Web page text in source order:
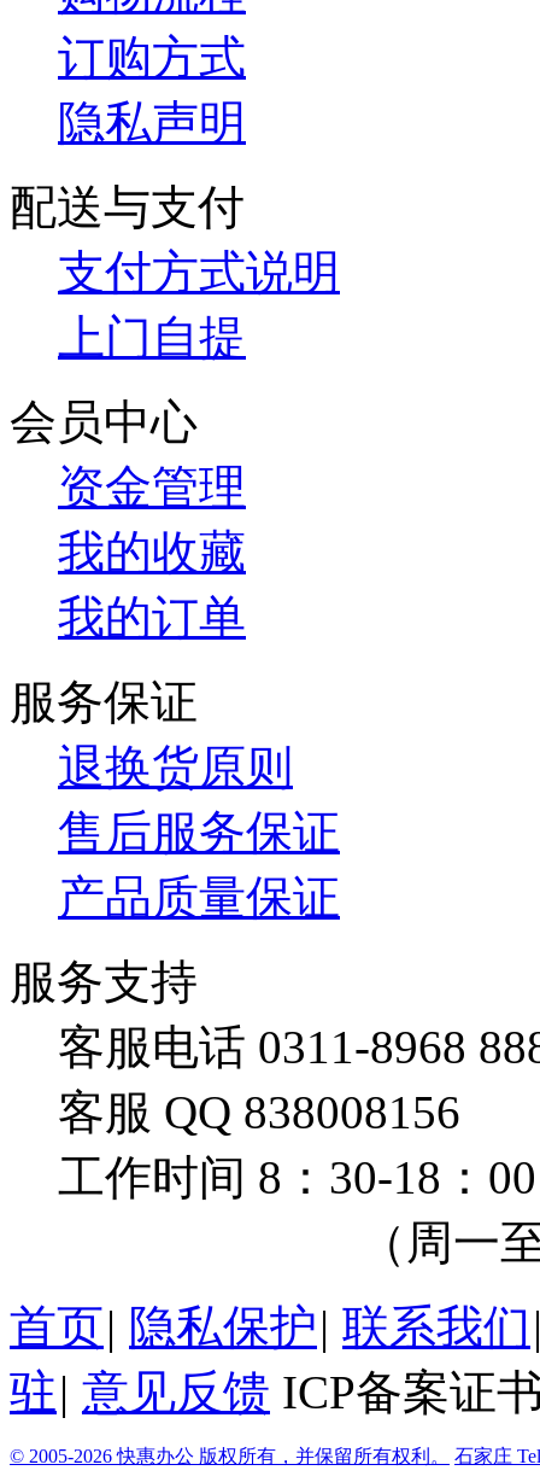
订购方式
隐私声明
配送与支付
支付方式说明
上门自提
会员中心
资金管理
我的收藏
我的订单
服务保证
退换货原则
售后服务保证
产品质量保证
服务支持
客服电话 0311-8968
客服 QQ 838008156
工作时间 8：30-18：00
（周一至周
首页| 隐私保护| 联系我们
驻| 意见反馈 ICP备案证
© 2005-2026 快惠办公 版权所有，并保留所有权利。 石家庄